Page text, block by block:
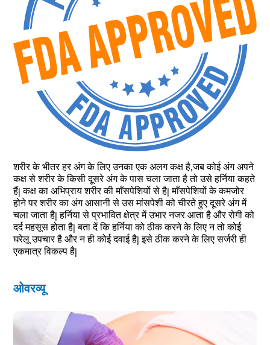
शरीर के भीतर हर अंग के लिए उनका एक अलग कक्ष है,जब कोई अंग अपने
कक्ष से शरीर के किसी दूसरे अंग के पास चला जाता है तो उसे हर्निया कहते
हैं| कक्ष का अभिप्राय शरीर की माँसपेशियों से है| माँसपेशियों के कमजोर
होने पर शरीर का अंग आसानी से उस मांसपेशी को चीरते हुए दूसरे अंग में
चला जाता है| हर्निया से प्रभावित क्षेत्र में उभार नजर आता है और रोगी को
दर्द महसूस होता है| बता दें कि हर्निया को ठीक करने के लिए न तो कोई
घरेलू उपचार है और न ही कोई दवाई है| इसे ठीक करने के लिए सर्जरी ही
एकमात्र विकल्प है|
ओवरव्यू